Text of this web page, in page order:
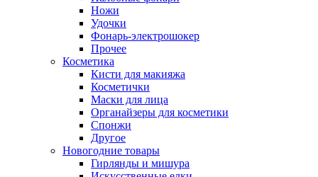
Ножи
Удочки
Фонарь-электрошокер
Прочее
Косметика
Кисти для макияжа
Косметички
Маски для лица
Органайзеры для косметики
Спонжи
Другое
Новогодние товары
Гирлянды и мишура